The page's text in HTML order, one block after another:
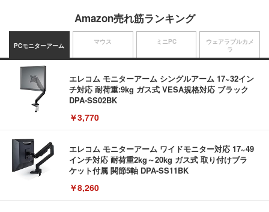
Amazon売れ筋ランキング
PCモニターアーム
エレコム モニターアーム シングルアーム 17~32イン
チ対応 耐荷重:9kg ガス式 VESA規格対応 ブラック
DPA-SS02BK
￥3,770
エレコム モニターアーム ワイドモニター対応 17~49
インチ対応 耐荷重2kg～20kg ガス式 取り付けブラ
ケット付属 関節5軸 DPA-SS11BK
￥8,260
マウス ミニPC
ウェアラブルカメ
ラ